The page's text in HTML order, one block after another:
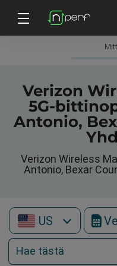
Verizon
5G-
Antonio,
Verizon Wireless
Antonio, Bexar
US